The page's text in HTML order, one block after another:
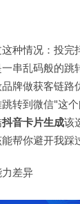
种情况：投完
串乱码般的跳
牌做获客链路
转到微信"这
抖音卡片生成该
帮你避开我踩
差异